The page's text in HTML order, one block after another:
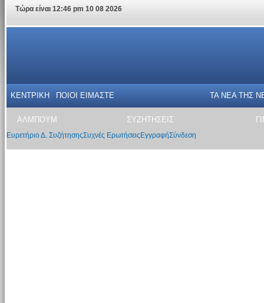
Τώρα είναι 12:46 pm 10 08 2026
ΚΕΝΤΡΙΚΗ ΠΟΙΟΙ ΕΙΜΑΣΤΕ ΤΑ ΝΕΑ THΣ
ΑΛΜΠΟΥΜ ΣΥΖΗΤΗΣΕΙΣ
Ευρετήριο Δ. ΣυζήτησηςΣυχνές Ερωτήσεις ΕγγραφήΣύνδεση